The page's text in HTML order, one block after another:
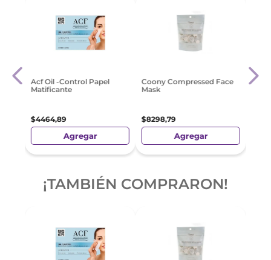
Acf Oil -Control Papel
Matificante
$4464,89
Agregar
Coony Compressed Face
Mask
$8298,79
Agregar
¡TAMBIÉN COMPRARON!